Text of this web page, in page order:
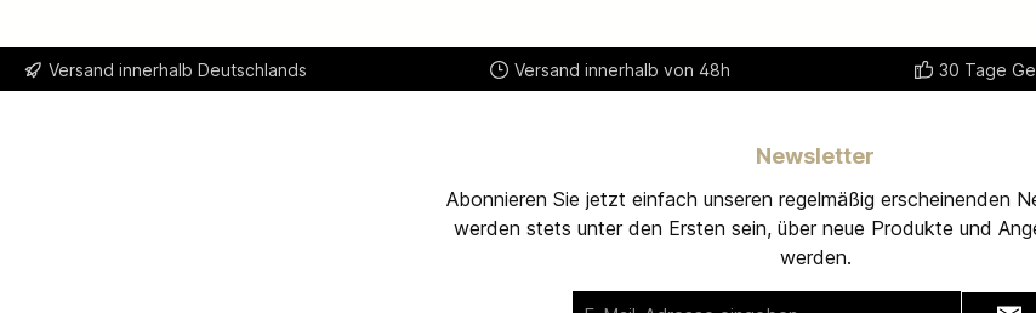
Versand innerhalb Deutschlands Versand innerhalb von 48h 30 Tage
Newsletter
Abonnieren Sie jetzt einfach unseren regelmäßig erscheinenden
werden stets unter den Ersten sein, über neue Produkte und
werden.